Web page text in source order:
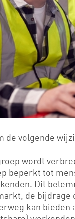
de volgende
wordt
beperkt tot
Dit
de bijdrage
kan bieden